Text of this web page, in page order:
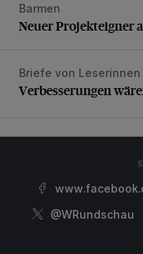
Neuer Projekteigner
Barmen
Neuer Projekteigner
Verbesserungen
Briefe von
Verbesserungen
@WRundschau